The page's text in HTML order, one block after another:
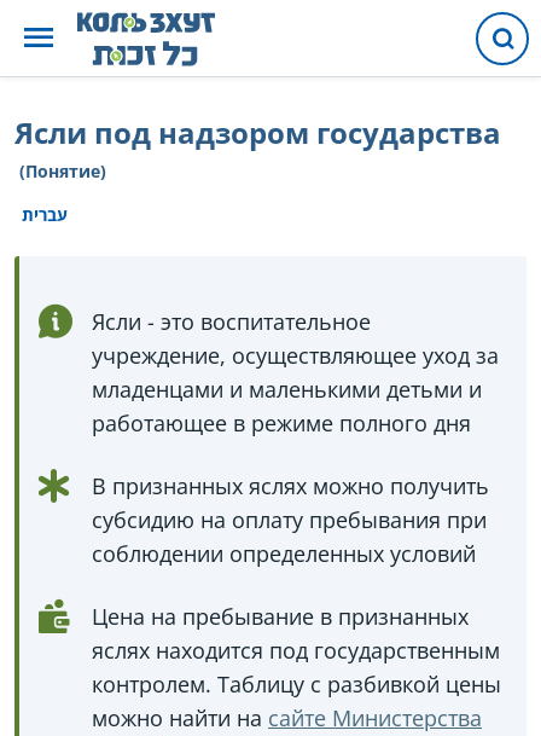
Ясли под надзором государства
(Понятие)
עברית
Ясли - это воспитательное
учреждение, осуществляющее уход за
младенцами и маленькими детьми и
работающее в режиме полного дня
В признанных яслях можно получить
субсидию на оплату пребывания при
соблюдении определенных условий
Цена на пребывание в признанных
яслях находится под государственным
контролем. Таблицу с разбивкой цены
можно найти на сайте Министерства